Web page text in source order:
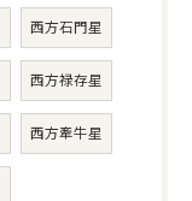
西方石門星
西方禄存星
西方牽牛星